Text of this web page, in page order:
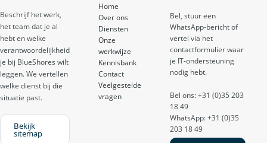
Beschrijf het werk,
het team dat je al
hebt en welke
verantwoordelijkheid
je bij BlueShores wilt
leggen. We vertellen
welke dienst bij die
situatie past.
Bekijk
sitemap
Home
Over ons
Diensten
Onze
werkwijze
Kennisbank
Contact
Veelgestelde
vragen
Bel, stuur een
WhatsApp-bericht of
vertel via het
contactformulier waar
je IT-ondersteuning
nodig hebt.
Bel ons: +31 (0)35 203
18 49
WhatsApp: +31 (0)35
203 18 49